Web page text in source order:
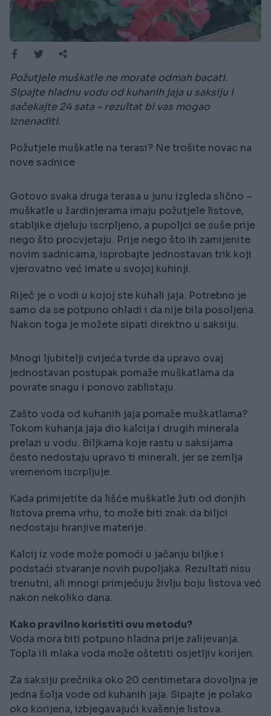
Požutjele muškatle ne morate odmah bacati.
Sipajte hladnu vodu od kuhanih jaja u saksiju i
sačekajte 24 sata – rezultat bi vas mogao
iznenaditi.
Požutjele muškatle na terasi? Ne trošite novac na
nove sadnice
Gotovo svaka druga terasa u junu izgleda slično –
muškatle u žardinjerama imaju požutjele listove,
stabljike djeluju iscrpljeno, a pupoljci se suše prije
nego što procvjetaju. Prije nego što ih zamijenite
novim sadnicama, isprobajte jednostavan trik koji
vjerovatno već imate u svojoj kuhinji.
Riječ je o vodi u kojoj ste kuhali jaja. Potrebno je
samo da se potpuno ohladi i da nije bila posoljena.
Nakon toga je možete sipati direktno u saksiju.
Mnogi ljubitelji cvijeća tvrde da upravo ovaj
jednostavan postupak pomaže muškatlama da
povrate snagu i ponovo zablistaju.
Zašto voda od kuhanih jaja pomaže muškatlama?
Tokom kuhanja jaja dio kalcija i drugih minerala
prelazi u vodu. Biljkama koje rastu u saksijama
često nedostaju upravo ti minerali, jer se zemlja
vremenom iscrpljuje.
Kada primijetite da lišće muškatle žuti od donjih
listova prema vrhu, to može biti znak da biljci
nedostaju hranjive materije.
Kalcij iz vode može pomoći u jačanju biljke i
podstaći stvaranje novih pupoljaka. Rezultati nisu
trenutni, ali mnogi primjećuju življu boju listova već
nakon nekoliko dana.
Kako pravilno koristiti ovu metodu?
Voda mora biti potpuno hladna prije zalijevanja.
Topla ili mlaka voda može oštetiti osjetljiv korijen.
Za saksiju prečnika oko 20 centimetara dovoljna je
jedna šolja vode od kuhanih jaja. Sipajte je polako
oko korijena, izbjegavajući kvašenje listova.